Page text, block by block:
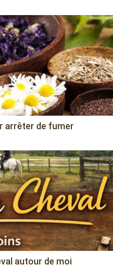
arrêter de fumer
autour de moi